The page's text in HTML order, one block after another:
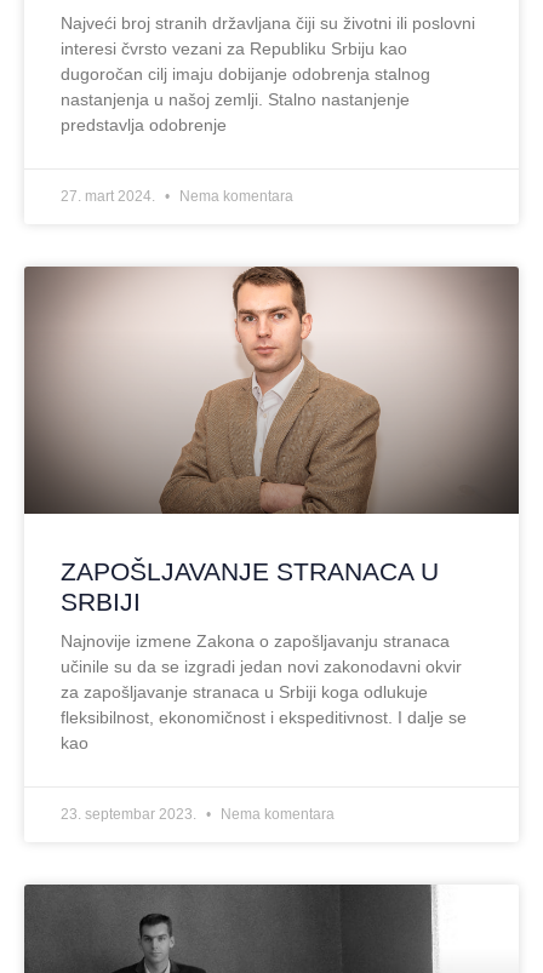
Najveći broj stranih državljana čiji su životni ili poslovni
interesi čvrsto vezani za Republiku Srbiju kao
dugoročan cilj imaju dobijanje odobrenja stalnog
nastanjenja u našoj zemlji. Stalno nastanjenje
predstavlja odobrenje
27. mart 2024. Nema komentara
ZAPOŠLJAVANJE STRANACA U
SRBIJI
Najnovije izmene Zakona o zapošljavanju stranaca
učinile su da se izgradi jedan novi zakonodavni okvir
za zapošljavanje stranaca u Srbiji koga odlukuje
fleksibilnost, ekonomičnost i ekspeditivnost. I dalje se
kao
23. septembar 2023. Nema komentara